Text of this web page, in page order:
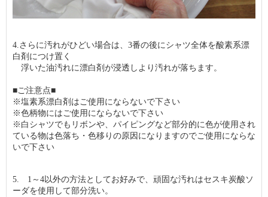
4.さらに汚れがひどい場合は、3番の後にシャツ全体を酸素系漂
白剤につけ置く
浮いた油汚れに漂白剤が浸透しより汚れが落ちます。
■ご注意点■
※塩素系漂白剤はご使用にならないで下さい
※色柄物にはご使用にならないで下さい
※白シャツでもリボンや、パイピングなど部分的に色が使用され
ている物は色落ち・色移りの原因になりますのでご使用にならな
いで下さい
5. 1～4以外の方法としてお好みで、頑固な汚れはセスキ炭酸ソ
ーダを使用して部分洗い。